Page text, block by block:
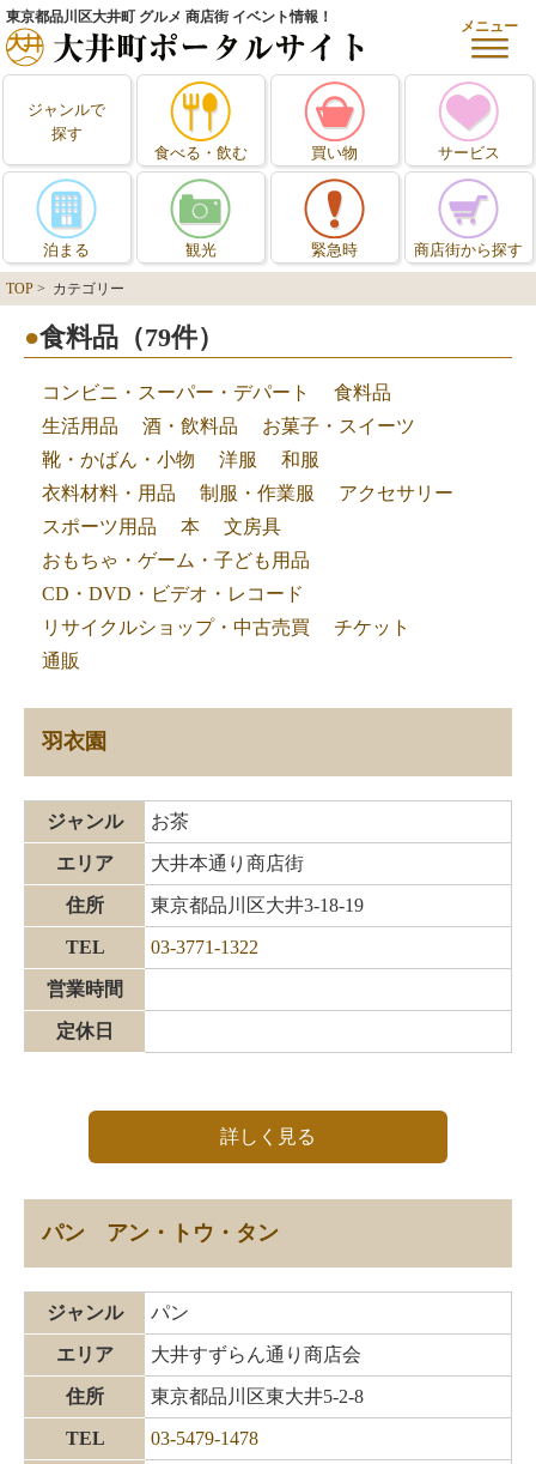
東京都品川区大井町 グルメ 商店街 イベント情報！
メニュー
ジャンルで
探す
食べる・飲む
買い物 サービス
泊まる 観光 緊急時 商店街から探す
TOP > カテゴリー
食料品（79件）
コンビニ・スーパー・デパート
食料品
生活用品
酒・飲料品
お菓子・スイーツ
靴・かばん・小物
洋服
和服
衣料材料・用品
制服・作業服
アクセサリー
スポーツ用品
本
文房具
おもちゃ・ゲーム・子ども用品
CD・DVD・ビデオ・レコード
リサイクルショップ・中古売買
チケット
通販
羽衣園
ジャンル お茶
エリア 大井本通り商店街
住所 東京都品川区大井3-18-19
TEL 03-3771-1322
営業時間
定休日
詳しく見る
パン アン・トウ・タン
ジャンル パン
エリア 大井すずらん通り商店会
住所 東京都品川区東大井5-2-8
TEL 03-5479-1478